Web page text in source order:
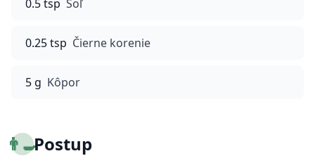
0.5 tsp Soľ
0.25 tsp Čierne korenie
5 g Kôpor
👨‍🍳Postup